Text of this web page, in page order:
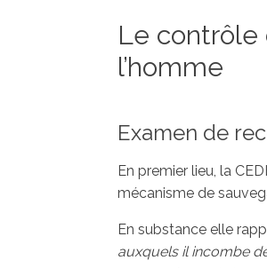
Le contrôle
l’homme
Examen de
En premier lieu, la
mécanisme de
En substance elle
auxquels il incombe